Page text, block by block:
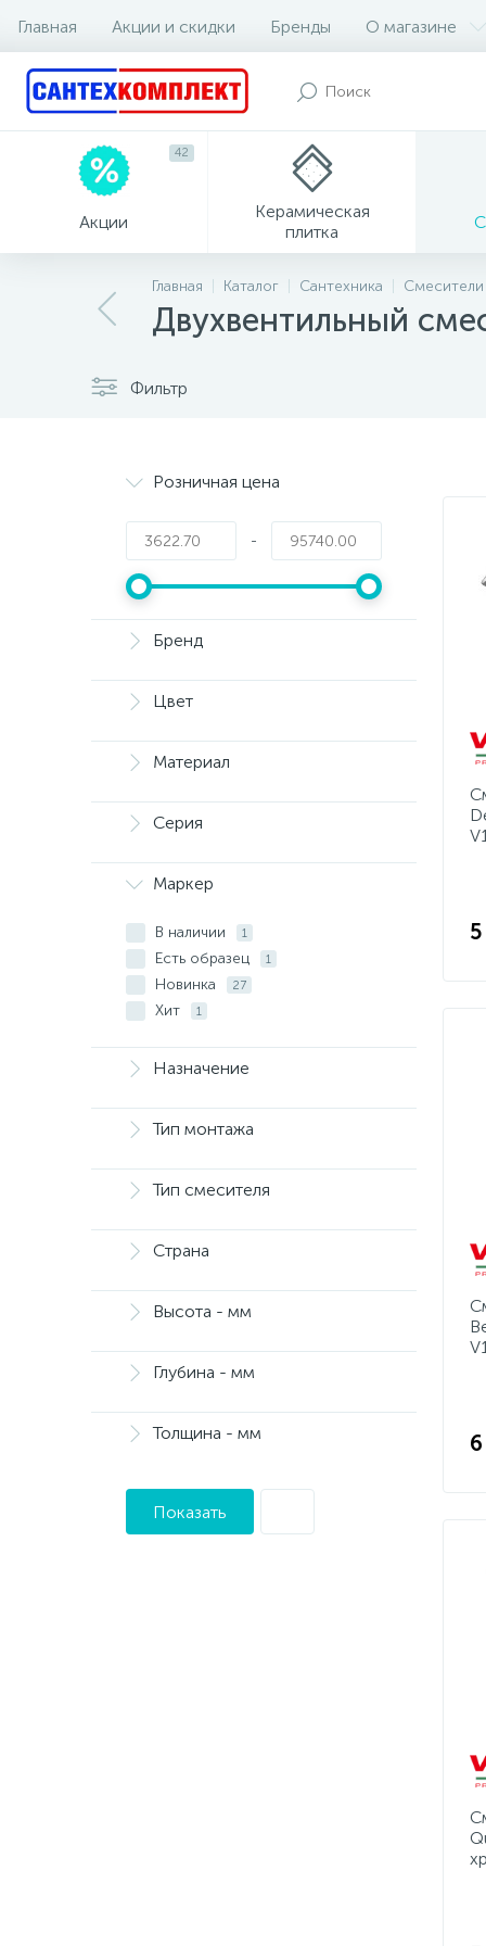
Главная Акции и скидки Бренды О магазине
Акции
42
Керамическая
плитка
Главная Каталог Сантехника Смесители
Двухвентильный
Фильтр
Розничная цена
-
Бренд
Цвет
Материал
Серия
Маркер
В наличии 1
Есть образец 1
Новинка 27
Хит 1
Назначение
Тип монтажа
Тип смесителя
Страна
Высота - мм
Глубина - мм
Толщина - мм
Показать